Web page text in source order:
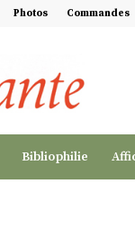
Photos Commandes
Bibliophilie